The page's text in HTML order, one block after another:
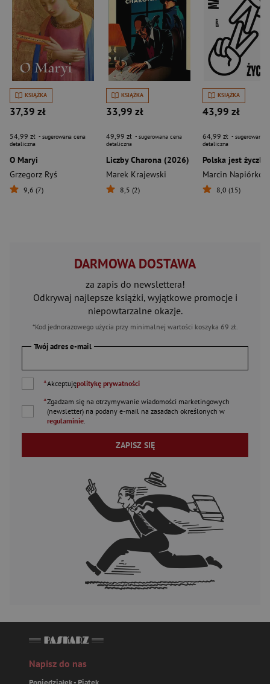
KSIĄŻKA
37,39 zł
54,99 zł - sugerowana cena
detaliczna
O Maryi
Grzegorz Ryś
9,6 (7)
KSIĄŻKA
33,99 zł
49,99 zł - sugerowana cena
detaliczna
Liczby Charona (2026)
Marek Krajewski
8,5 (2)
KSIĄŻKA
43,99 zł
64,99 zł - sugerowana
detaliczna
Polska jest
Marcin
8,0 (15)
DARMOWA DOSTAWA
za zapis do newslettera!
Odkrywaj najlepsze książki, wyjątkowe promocje i
niepowtarzalne okazje.
*Kod jednorazowego użycia przy minimalnej wartości koszyka 69 zł.
Twój adres e-mail
*Akceptujępolitykę prywatności
*Zgadzam się na otrzymywanie wiadomości marketingowych
(newsletter) na podany e-mail na zasadach określonych w
regulaminie
ZAPISZ SIĘ
Napisz do nas